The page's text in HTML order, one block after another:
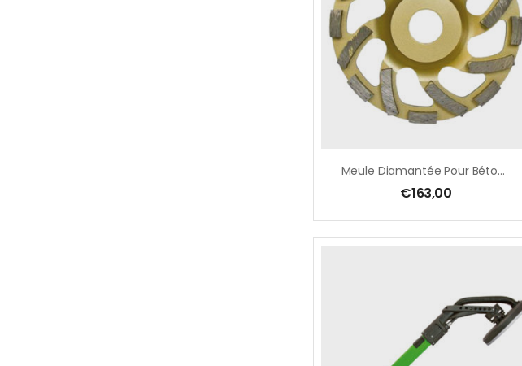
Meule Diamantée Pour Béton-Adhésif-Plâtre
€163,00